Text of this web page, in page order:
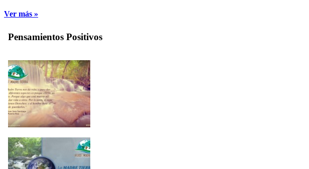
Ver más »
Pensamientos Positivos